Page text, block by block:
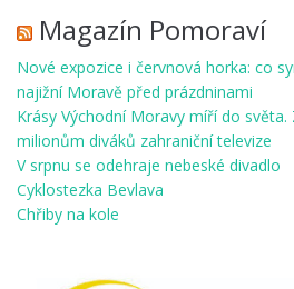
Magazín Pomoraví
Nové expozice i červnová horka: co
najižní Moravě před prázdninami
Krásy Východní Moravy míří do
milionům diváků zahraniční televize
V srpnu se odehraje nebeské divadlo
Cyklostezka Bevlava
Chřiby na kole